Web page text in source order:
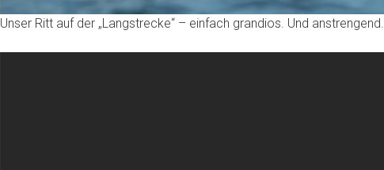
Unser Ritt auf der „Langstrecke“ – einfach grandios. Und anstrengend.